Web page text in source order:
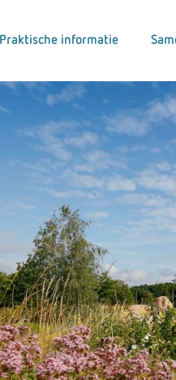
Praktische informatie